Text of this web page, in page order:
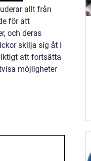
allt från
för att
och deras
skilja sig åt i
att fortsätta
möjligheter